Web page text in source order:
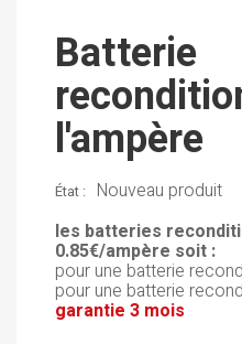
Batterie
l'ampère
État : Nouveau produit
les batteries
0.85€/ampère soit :
pour une batterie
pour une batterie
garantie 3 mois